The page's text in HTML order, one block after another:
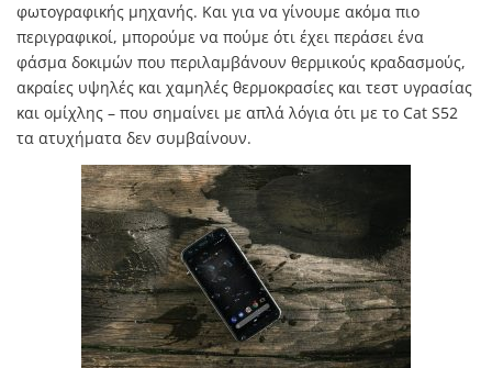
φωτογραφικής μηχανής. Και για να γίνουμε ακόμα πιο
περιγραφικοί, μπορούμε να πούμε ότι έχει περάσει ένα
φάσμα δοκιμών που περιλαμβάνουν θερμικούς κραδασμούς,
ακραίες υψηλές και χαμηλές θερμοκρασίες και τεστ υγρασίας
και ομίχλης – που σημαίνει με απλά λόγια ότι με το Cat S52
τα ατυχήματα δεν συμβαίνουν.